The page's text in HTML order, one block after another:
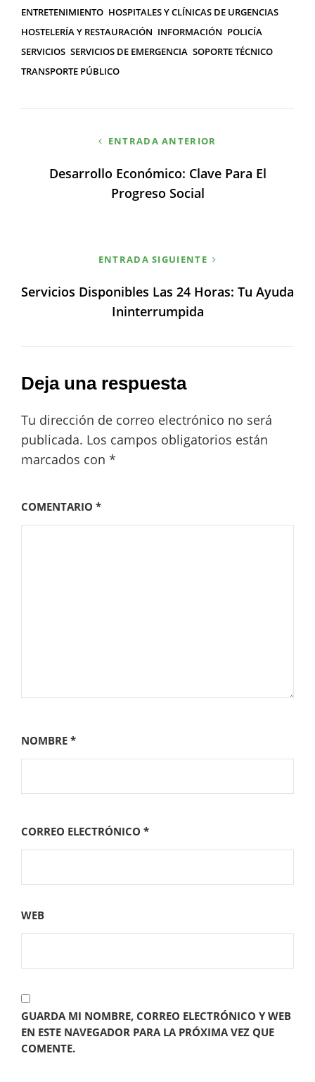
ENTRETENIMIENTO HOSPITALES Y CLÍNICAS DE URGENCIAS
HOSTELERÍA Y RESTAURACIÓN INFORMACIÓN POLICÍA
SERVICIOS SERVICIOS DE EMERGENCIA SOPORTE TÉCNICO
TRANSPORTE PÚBLICO
entradas
ENTRADA ANTERIOR
Desarrollo Económico: Clave Para El
Progreso Social
ENTRADA SIGUIENTE
Servicios Disponibles Las 24 Horas: Tu Ayuda
Ininterrumpida
Deja una respuesta
Tu dirección de correo electrónico no será
publicada. Los campos obligatorios están
marcados con *
COMENTARIO *
NOMBRE *
CORREO ELECTRÓNICO *
WEB
GUARDA MI NOMBRE, CORREO ELECTRÓNICO Y WEB
EN ESTE NAVEGADOR PARA LA PRÓXIMA VEZ QUE
COMENTE.